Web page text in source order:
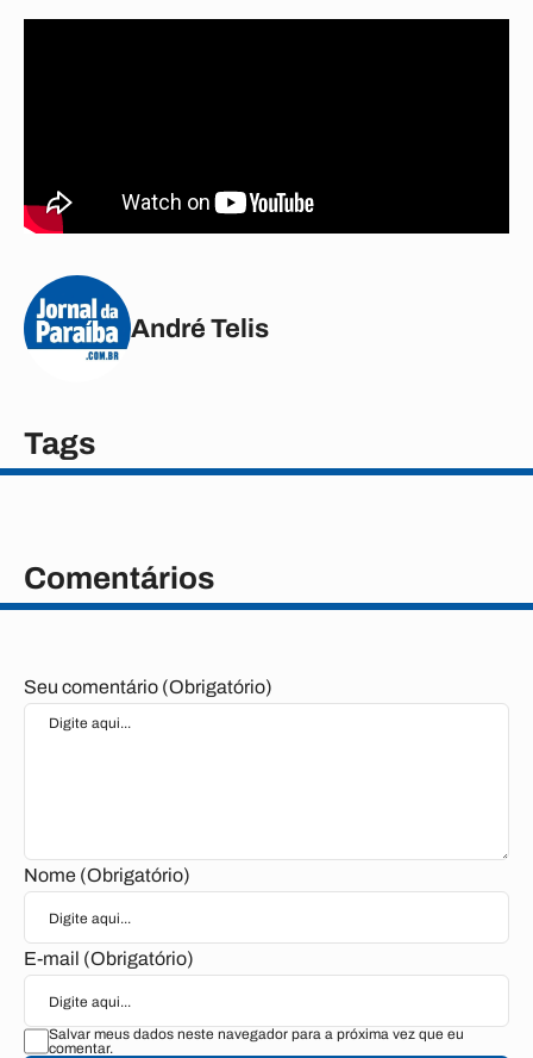
André Telis
Tags
Comentários
Seu comentário (Obrigatório)
Nome (Obrigatório)
E-mail (Obrigatório)
Salvar meus dados neste navegador para a próxima vez que eu
comentar.